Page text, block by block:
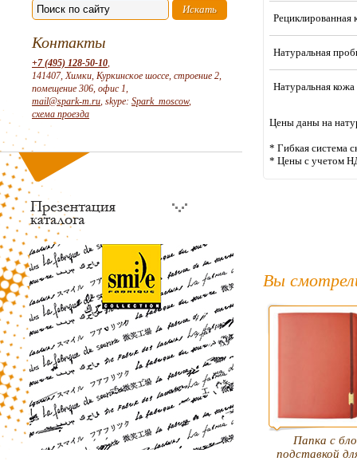
Контакты
+7 (495) 128-50-10,
141407, Химки, Куркинское шоссе, строение 2,
помещение 306, офис 1,
mail@spark-m.ru, skype: Spark_moscow,
схема проезда
Рециклированная
Натуральная
Натуральная кожа
Цены даны на
* Гибкая система
* Цены с учетом
Вы
Папка c
подставкой